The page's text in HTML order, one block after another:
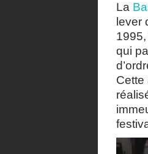
La
lever
qui
Cette